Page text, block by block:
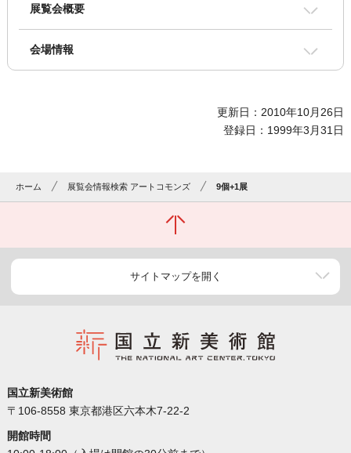
展覧会概要
会場情報
更新日：2010年10月26日
登録日：1999年3月31日
ホーム 展覧会情報検索 アートコモンズ 9個+1展
サイトマップを開く
国立新美術館
〒106-8558 東京都港区六本木7-22-2
開館時間